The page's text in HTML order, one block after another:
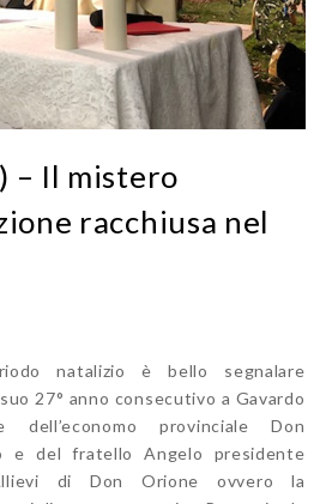
– Il mistero
racchiusa nel
natalizio è bello segnalare
27° anno consecutivo a Gavardo
dell’economo provinciale Don
e del fratello Angelo presidente
di Don Orione ovvero la